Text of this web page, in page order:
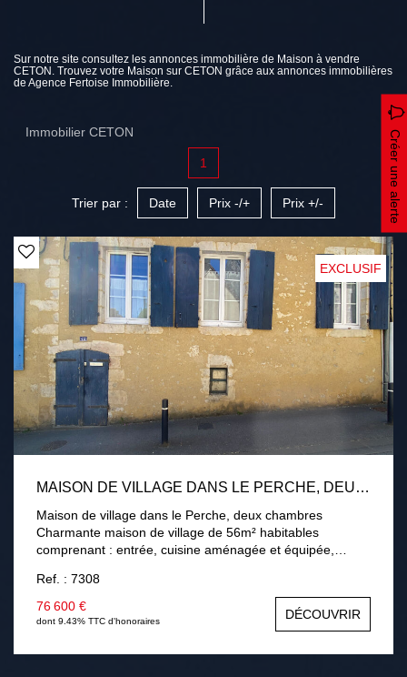
Sur notre site consultez les annonces immobilière de Maison à vendre
CETON. Trouvez votre Maison sur CETON grâce aux annonces immobilières
de Agence Fertoise Immobilière.
Immobilier CETON Créer une alerte
1
Trier par : Date Prix -/+ Prix +/-
EXCLUSIF
MAISON DE VILLAGE DANS LE PERCHE, DEUX CHAMBRES
Maison de village dans le Perche, deux chambres
Charmante maison de village de 56m² habitables
comprenant : entrée, cuisine aménagée et équipée,
WC. À l'étage : palier et deux chambres. Double vitrage
PVC et chauffage électrique. Cave sous la maison. À
l'extérieur : cour avec terrasse couverte donnant sur un
Ref. : 7308
76 600 €
dont 9.43% TTC d'honoraires DÉCOUVRIR